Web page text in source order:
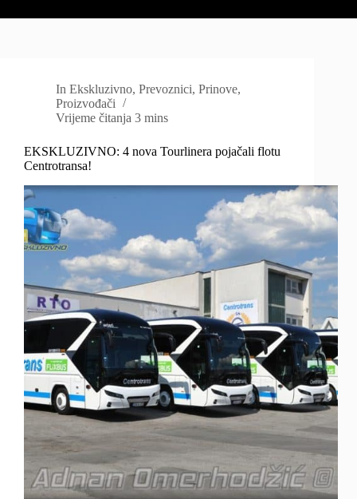
In Ekskluzivno,Prevoznici,Prinove,
Proizvođači
Vrijeme čitanja 3 mins
EKSKLUZIVNO: 4 nova Tourlinera pojačali flotu
Centrotransa!